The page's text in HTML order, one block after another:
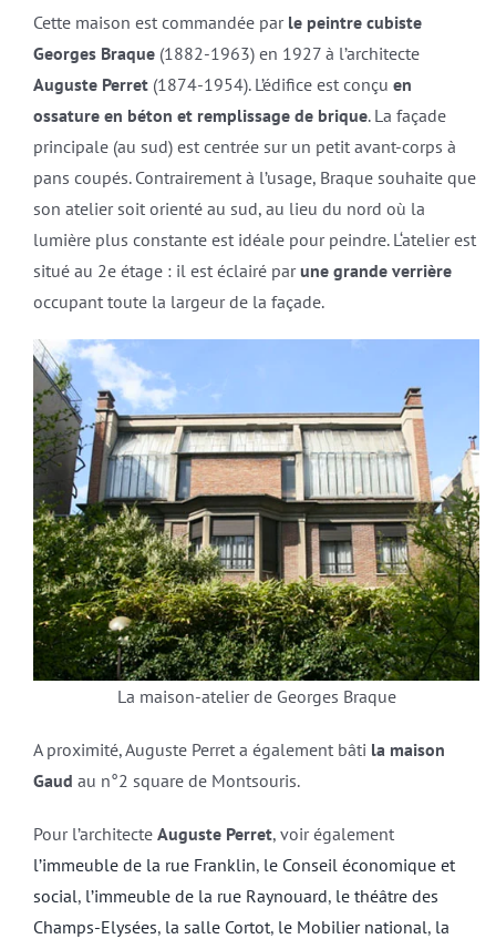
Cette maison est commandée par le peintre cubiste
Georges Braque(1882-1963) en 1927 à l’architecte
Auguste Perret(1874-1954). L’édifice est conçu en
ossature en béton et remplissage de brique. La façade
principale (au sud) est centrée sur un petit avant-corps à
pans coupés. Contrairement à l’usage, Braque souhaite que
son atelier soit orienté au sud, au lieu du nord où la
lumière plus constante est idéale pour peindre. L‘atelier est
situé au 2e étage : il est éclairé parune grande verrière
occupant toute la largeur de la façade.
La maison-atelier de Georges Braque
A proximité, Auguste Perret a également bâti la maison
Gaud au n°2 square de Montsouris.
Pour l’architecte Auguste Perret, voir également
l’immeuble de la rue Franklin, le Conseil économique et
social, l’immeuble de la rue Raynouard, le théâtre des
Champs-Elysées, la salle Cortot, le Mobilier national, la